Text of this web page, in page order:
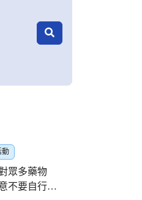
動
眾多藥物
不要自行服